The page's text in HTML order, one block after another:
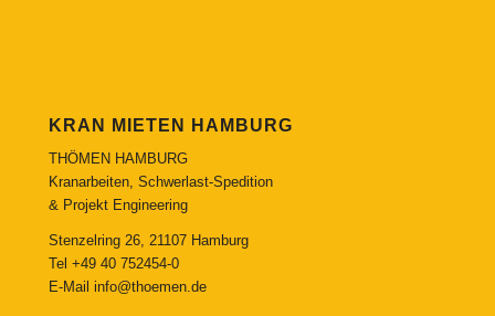
KRAN MIETEN HAMBURG
THÖMEN HAMBURG
Kranarbeiten, Schwerlast-Spedition
& Projekt Engineering
Stenzelring 26, 21107 Hamburg
Tel +49 40 752454-0
E-Mail info@thoemen.de